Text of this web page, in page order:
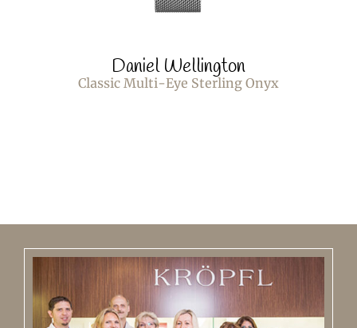
Daniel Wellington
Classic Multi-Eye Sterling Onyx